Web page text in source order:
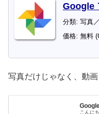
Google
分類: 写真
価格: 無料
写真だけじゃなく、動
こんに